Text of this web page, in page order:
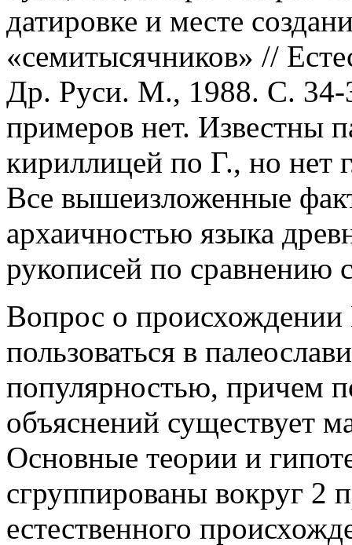
датировке и месте
«семитысячников» //
Др. Руси. М., 1988. С. 34-
примеров нет. Известны
кириллицей по Г., но нет
Все вышеизложенные
архаичностью языка
рукописей по сравнению
Вопрос о происхождении
пользоваться в
популярностью, причем
объяснений существует
Основные теории и
сгруппированы вокруг 2
естественного